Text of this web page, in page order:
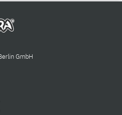
GmbH